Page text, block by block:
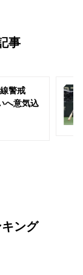
事
線警戒
へ意気込
ング